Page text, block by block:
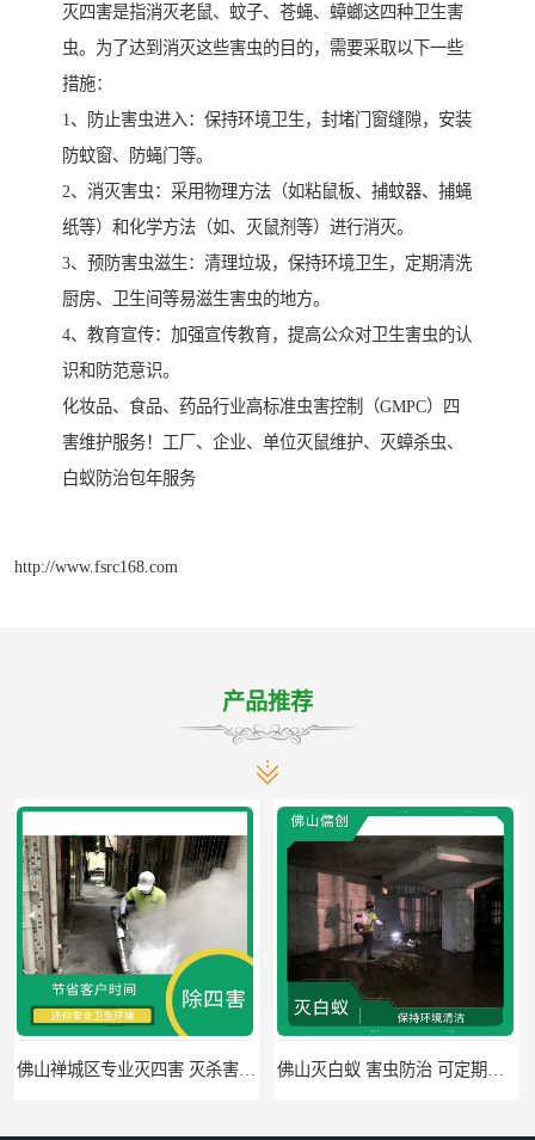
灭四害是指消灭老鼠、蚊子、苍蝇、蟑螂这四种卫生害
虫。为了达到消灭这些害虫的目的，需要采取以下一些
措施：
1、防止害虫进入：保持环境卫生，封堵门窗缝隙，安装
防蚊窗、防蝇门等。
2、消灭害虫：采用物理方法（如粘鼠板、捕蚊器、捕蝇
纸等）和化学方法（如、灭鼠剂等）进行消灭。
3、预防害虫滋生：清理垃圾，保持环境卫生，定期清洗
厨房、卫生间等易滋生害虫的地方。
4、教育宣传：加强宣传教育，提高公众对卫生害虫的认
识和防范意识。
化妆品、食品、药品行业高标准虫害控制（GMPC）四
害维护服务！工厂、企业、单位灭鼠维护、灭蟑杀虫、
白蚁防治包年服务
http://www.fsrc168.com
产品推荐
佛山灭白蚁 害虫防治 可定期检查